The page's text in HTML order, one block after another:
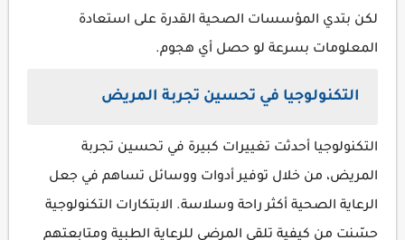
لكن بتدي المؤسسات الصحية القدرة على استعادة
المعلومات بسرعة لو حصل أي هجوم.
التكنولوجيا في تحسين تجربة المريض
التكنولوجيا أحدثت تغييرات كبيرة في تحسين تجربة
المريض، من خلال توفير أدوات ووسائل تساهم في جعل
الرعاية الصحية أكثر راحة وسلاسة. الابتكارات التكنولوجية
حسّنت من كيفية تلقي المرضى للرعاية الطبية ومتابعتهم